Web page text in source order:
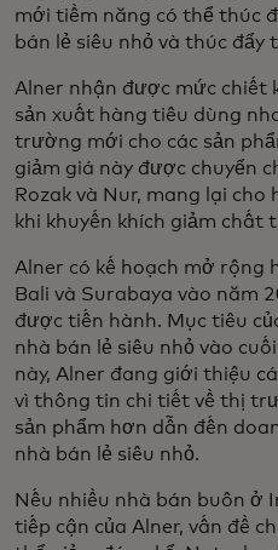
mới tiềm năng có thể thúc
bán lẻ siêu nhỏ và thúc
Alner nhận được mức chiết
sản xuất hàng tiêu dùng
trường mới cho các sản
giảm giá này được chuyển
Rozak và Nur, mang lại
khi khuyến khích giảm chất
Alner có kế hoạch mở rộng
Bali và Surabaya vào năm
được tiến hành. Mục tiêu
nhà bán lẻ siêu nhỏ vào
này, Alner đang giới thiệu
vì thông tin chi tiết về thị
sản phẩm hơn dẫn đến
nhà bán lẻ siêu nhỏ.
Nếu nhiều nhà bán buôn ở
tiếp cận của Alner, vấn đề